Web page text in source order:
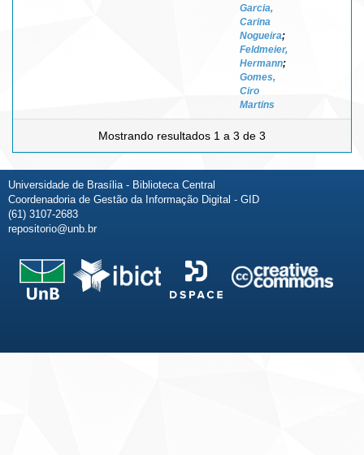
Garcia,
Carina
Nogueira;
Feldmeier,
Hermann;
Gomes,
Ciro
Martins
Mostrando resultados 1 a 3 de 3
Universidade de Brasília - Biblioteca Central
Coordenadoria de Gestão da Informação Digital - GID
(61) 3107-2683
repositorio@unb.br